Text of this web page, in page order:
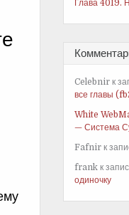
Глава 4019.
Celebnir к
все главы
White
— Система
Fafnir к
frank к
одиночку